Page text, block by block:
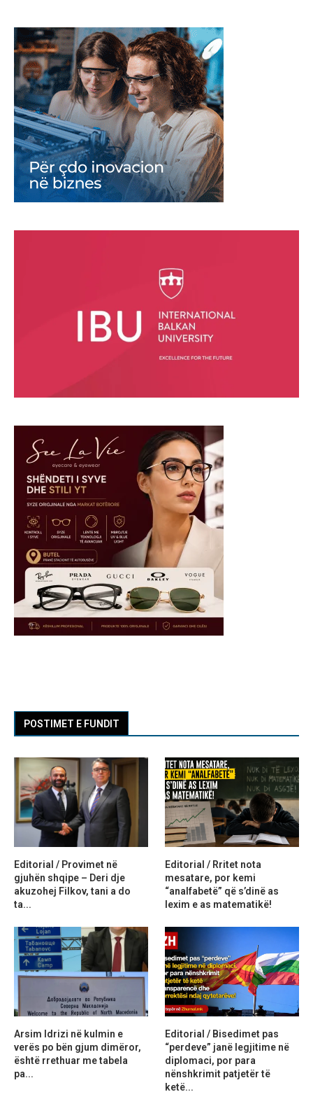
POSTIMET E FUNDIT
Editorial / Provimet në
gjuhën shqipe – Deri dje
akuzohej Filkov, tani a do
ta...
Editorial / Rritet nota
mesatare, por kemi
“analfabetë” që s’dinë as
lexim e as matematikë!
Arsim Idrizi në kulmin e
verës po bën gjum dimëror,
është rrethuar me tabela
pa...
Editorial / Bisedimet pas
“perdeve” janë legjitime në
diplomaci, por para
nënshkrimit patjetër të
ketë...